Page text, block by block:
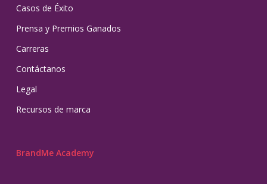
Casos de Éxito
Prensa y Premios Ganados
Carreras
Contáctanos
Legal
Recursos de marca
BrandMe Academy